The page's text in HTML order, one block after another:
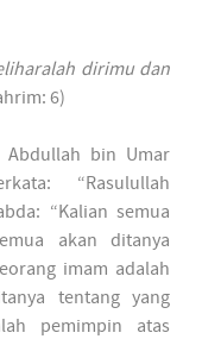
dirimu dan
6)
Abdullah bin Umar
“Rasulullah
“Kalian semua
akan ditanya
imam adalah
tentang yang
pemimpin atas